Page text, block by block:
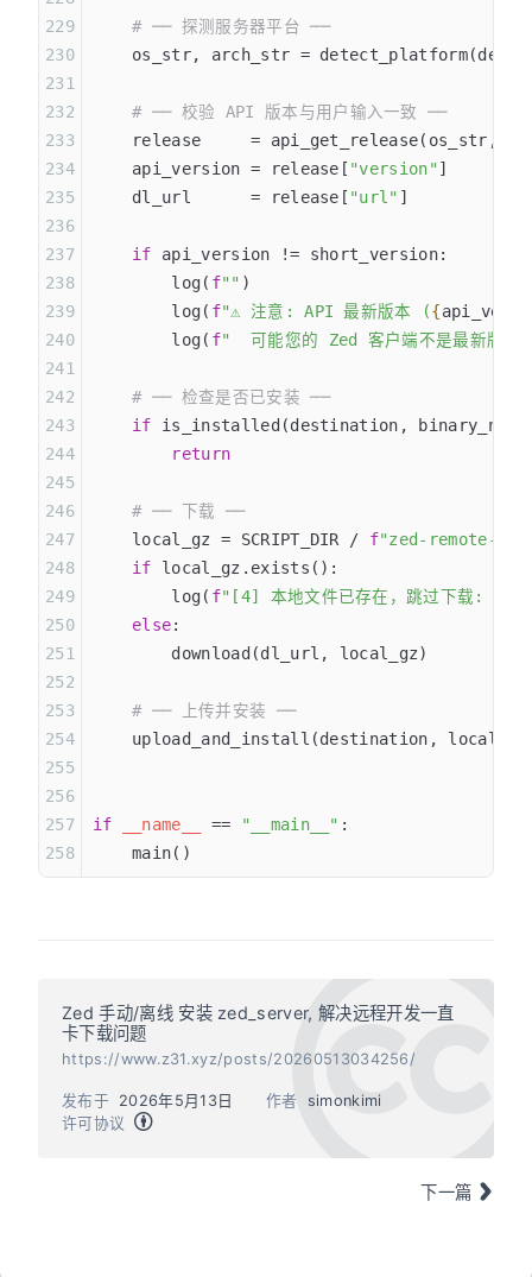
    # ── 探测服务器平台 ──
os_str, arch_str =
    # ── 校验 API 版本与用户输入一致 ──
release     = api_get_release(os_str,
    api_version = release[
"version" ]
    dl_url      = release[
"url" ]
    if
api_version != short_version:
        log(
f"" )
        log(
f"⚠ 注意: API 最新版本 ({
        log(
f"  可能您的 Zed 客户端不是最新版，
    # ── 检查是否已安装 ──
    if
is_installed(destination,
        return
    # ── 下载 ──
    local_gz = SCRIPT_DIR /
f"zed-remote-
    if
local_gz.exists():
        log(
f"[4] 本地文件已存在，跳过下载:
    else
:
        download(dl_url, local_gz)
    # ── 上传并安装 ──
upload_and_install(destination,
if __name__ == "__main__" :
    main()
Zed 手动/离线 安装 zed_server, 解决远程开发一直
卡下载问题
https://www.z31.xyz/posts/20260513034256/
作者 simonkimi
发布于
2026年5月13日
许可协议
下一篇